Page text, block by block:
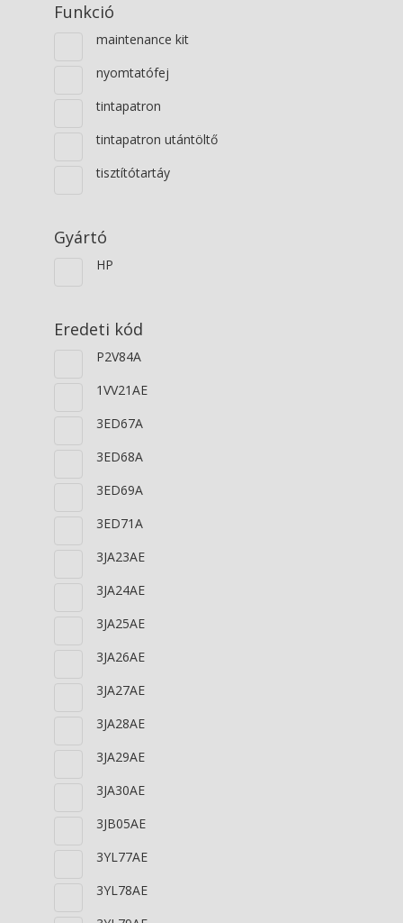
Funkció
maintenance kit
nyomtatófej
tintapatron
tintapatron utántöltő
tisztítótartáy
Gyártó
HP
Eredeti kód
P2V84A
1VV21AE
3ED67A
3ED68A
3ED69A
3ED71A
3JA23AE
3JA24AE
3JA25AE
3JA26AE
3JA27AE
3JA28AE
3JA29AE
3JA30AE
3JB05AE
3YL77AE
3YL78AE